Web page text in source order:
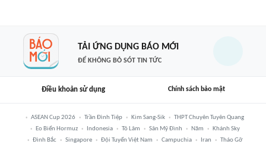
TẢI ỨNG DỤNG BÁO MỚI
ĐỂ KHÔNG BỎ SÓT TIN TỨC
Điều khoản sử dụng Chính sách bảo mật
ASEAN Cup 2026 Trần Đình Tiệp Kim Sang-Sik
THPT Chuyên Tuyên Quang
Eo Biển Hormuz
Indonesia Tô Lâm Sân Mỹ Đình Năm
Khánh Sky
Đình Bắc
Singapore Đội Tuyển Việt Nam Campuchia Iran
Tháo Gỡ